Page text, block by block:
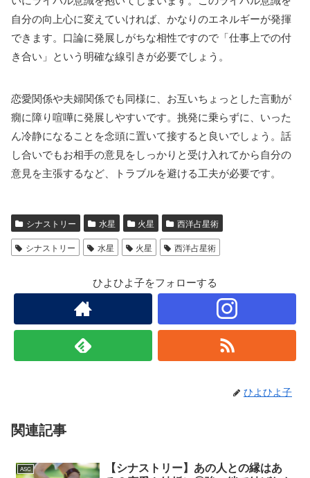
自分の向上心に変えていければ、かなりのエネルギーが発揮
できます。口論に発展しがちな相性ですので「仕事上での付
き合い」という明確な線引きが必要でしょう。
恋愛関係や夫婦関係でも同様に、お互いちょっとした言動が
癇に障り喧嘩に発展しやすいです。挑発に乗らずに、いった
ん冷静になることを念頭に置いて接すると良いでしょう。話
し合いでもお相手の意見をしっかりと受け入れてから自分の
意見を主張するなど、トラブルを避ける工夫が必要です。
シナストリー 水星 火星 西洋占星術
シナストリー 水星 火星 西洋占星術
ひよひよ子をフォローする
ひよひよ子
関連記事
ASC
【シナストリー】あの人との縁はあ